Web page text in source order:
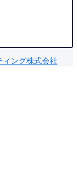
ィング株式会社